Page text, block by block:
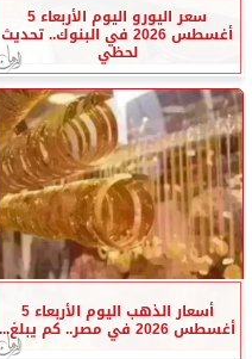
سعر اليورو اليوم الأربعاء 5
أغسطس 2026 في البنوك.. تحديث
لحظي
أسعار الذهب اليوم الأربعاء 5
أغسطس 2026 في مصر.. كم يبلغ...